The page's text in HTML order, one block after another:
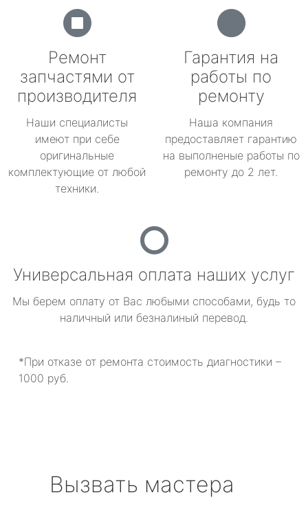
Ремонт
запчастями от
производителя
Наши специалисты
имеют при себе
оригинальные
комплектующие от любой
техники.
Гарантия на
работы по
ремонту
Наша компания
предоставляет гарантию
на выполненые работы по
ремонту до 2 лет.
Универсальная оплата наших услуг
Мы берем оплату от Вас любыми способами, будь то
наличный или безналиный перевод.
*При отказе от ремонта стоимость диагностики –
1000 руб.
Вызвать мастера